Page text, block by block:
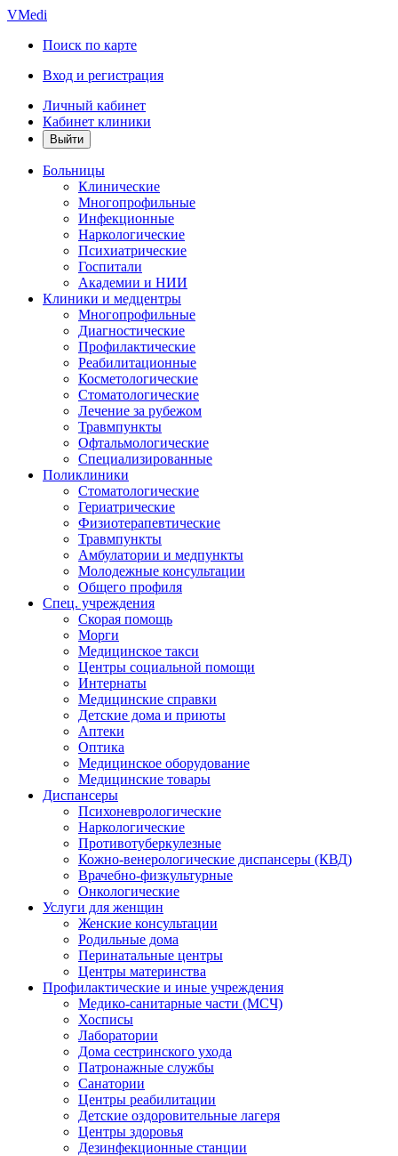
VMedi
Поиск по карте
Вход и регистрация
Личный кабинет
Кабинет клиники
Больницы
Клинические
Многопрофильные
Инфекционные
Наркологические
Психиатрические
Госпитали
Академии и НИИ
Клиники и медцентры
Многопрофильные
Диагностические
Профилактические
Реабилитационные
Косметологические
Стоматологические
Лечение за рубежом
Травмпункты
Офтальмологические
Специализированные
Поликлиники
Стоматологические
Гериатрические
Физиотерапевтические
Травмпункты
Амбулатории и медпункты
Молодежные консультации
Общего профиля
Спец. учреждения
Скорая помощь
Морги
Медицинское такси
Центры социальной помощи
Интернаты
Медицинские справки
Детские дома и приюты
Аптеки
Оптика
Медицинское оборудование
Медицинские товары
Диспансеры
Психоневрологические
Наркологические
Противотуберкулезные
Кожно-венерологические диспансеры (КВД)
Врачебно-физкультурные
Онкологические
Услуги для женщин
Женские консультации
Родильные дома
Перинатальные центры
Центры материнства
Профилактические и иные учреждения
Медико-санитарные части (МСЧ)
Хосписы
Лаборатории
Дома сестринского ухода
Патронажные службы
Санатории
Центры реабилитации
Детские оздоровительные лагеря
Центры здоровья
Дезинфекционные станции